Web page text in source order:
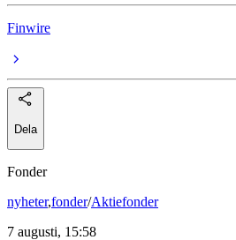
Finwire
Dela
Fonder
nyheter,fonder/Aktiefonder
7 augusti, 15:58